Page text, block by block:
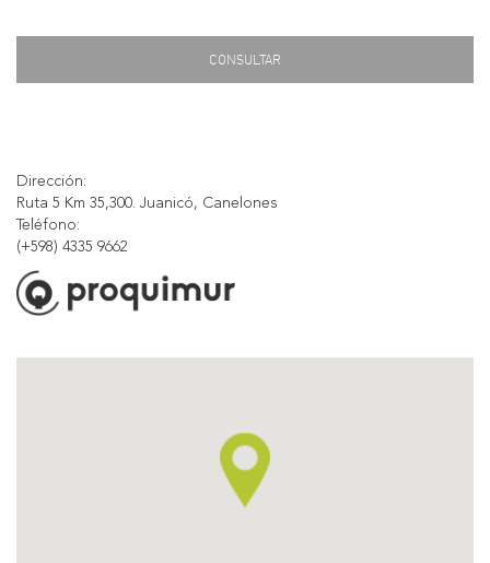
CONSULTAR
Dirección:
Ruta 5 Km 35,300. Juanicó, Canelones
Teléfono:
(+598) 4335 9662